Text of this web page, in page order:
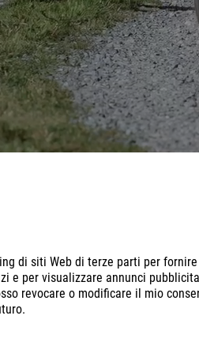
le idee, e noi abbiamo
ammortizzata di facile
labbra ogni volta che